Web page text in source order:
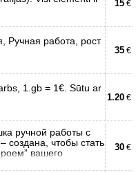
15 €
Ручная работа, рост
35 €
1.gb = 1€. Sūtu ar
1.20 €
ручной работы с
чтобы стать
вашего
30 €